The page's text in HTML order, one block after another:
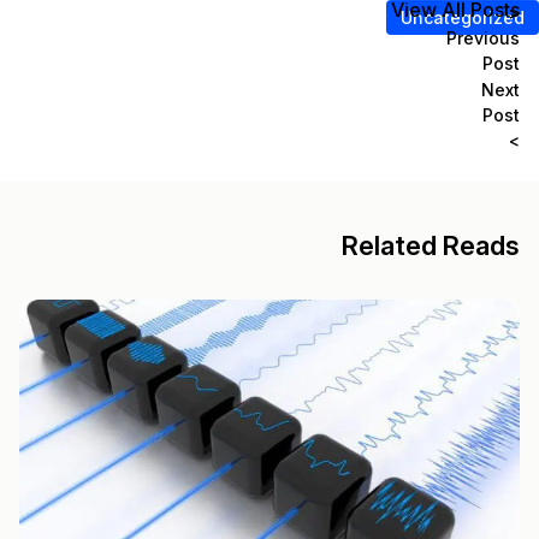
Uncategorized
<
Previous
Post
Next
Post
>
View All Posts
Related Reads